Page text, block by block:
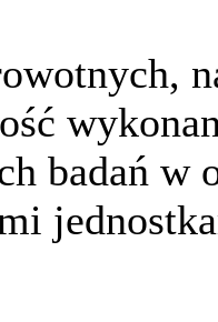
badań w